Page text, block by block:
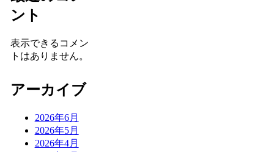
ント
表示できるコメン
トはありません。
アーカイブ
2026年6月
2026年5月
2026年4月